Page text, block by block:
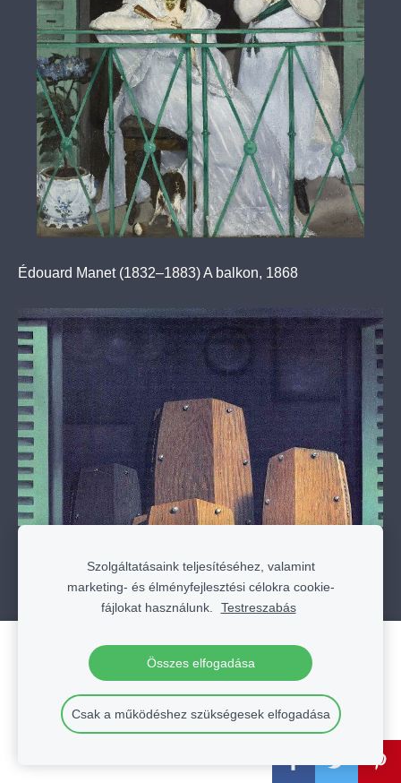
Édouard Manet (1832–1883) A balkon, 1868
Hozzon létre weboldalt vagy webáruházat a
Mozello segítségével.
Gyorsan, egyszerűen, programozás nélkül.
Szolgáltatásaink teljesítéséhez, valamint
marketing- és élményfejlesztési célokra cookie-
fájlokat használunk.
Testreszabás
Összes elfogadása
Csak a működéshez szükségesek elfogadása